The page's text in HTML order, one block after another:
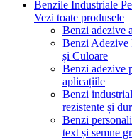
Benzile Industriale
Vezi toate produsele
Benzi adezive
Benzi Adezive
și Culoare
Benzi adezive
aplicațiile
Benzi
rezistente și
Benzi
text și semne